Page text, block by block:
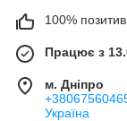
100%
Працює з
м. Дніпро
Україна